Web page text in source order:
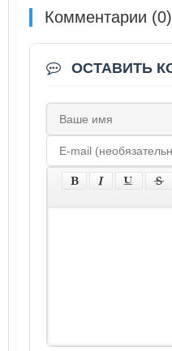
Комментарии (0)
ОСТАВИТЬ